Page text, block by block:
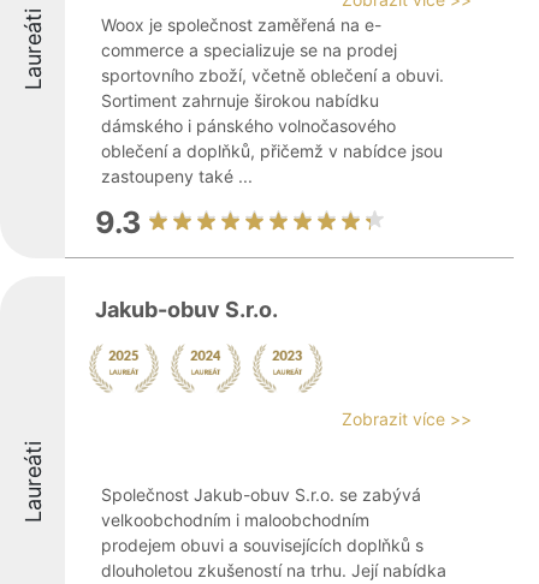
Laureáti
Woox je společnost zaměřená na e-
commerce a specializuje se na prodej
sportovního zboží, včetně oblečení a obuvi.
Sortiment zahrnuje širokou nabídku
dámského i pánského volnočasového
oblečení a doplňků, přičemž v nabídce jsou
zastoupeny také ...
9.3
Laureáti
Jakub-obuv S.r.o.
Zobrazit více >>
Společnost Jakub-obuv S.r.o. se zabývá
velkoobchodním i maloobchodním
prodejem obuvi a souvisejících doplňků s
dlouholetou zkušeností na trhu. Její nabídka